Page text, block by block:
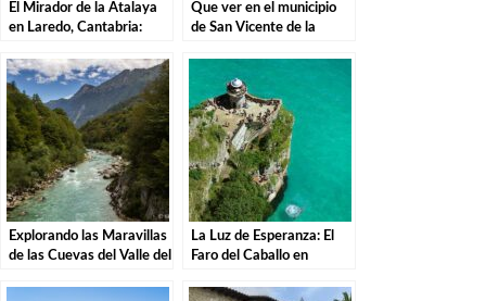
El Mirador de la Atalaya
en Laredo, Cantabria:
la Costa Cántabra
Que ver en el municipio
de San Vicente de la
Explorando las Maravillas
de las Cuevas del Valle del
La Luz de Esperanza: El
Faro del Caballo en